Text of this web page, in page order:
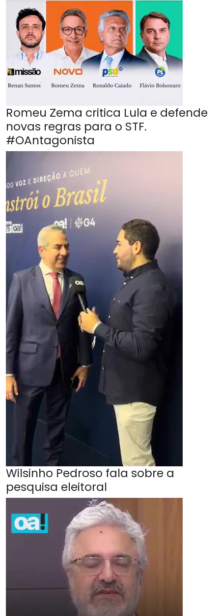
Romeu Zema critica Lula e defende
novas regras para o STF.
#OAntagonista
Wilsinho Pedroso fala sobre a
pesquisa eleitoral